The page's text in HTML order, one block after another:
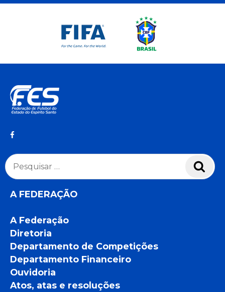
Pesquisar
por:
A FEDERAÇÃO
A Federação
Diretoria
Departamento de Competições
Departamento Financeiro
Ouvidoria
Atos, atas e resoluções